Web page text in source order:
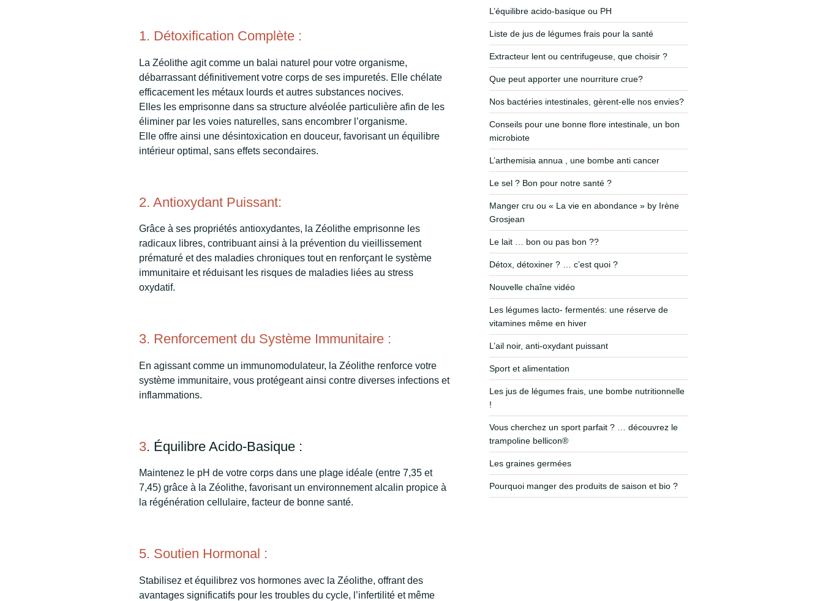
1. Détoxification Complète :
La Zéolithe agit comme un balai naturel pour votre organisme,
débarrassant définitivement votre corps de ses impuretés. Elle chélate
efficacement les métaux lourds et autres substances nocives.
Elles les emprisonne dans sa structure alvéolée particulière afin de les
éliminer par les voies naturelles, sans encombrer l’organisme.
Elle offre ainsi une désintoxication en douceur, favorisant un équilibre
intérieur optimal, sans effets secondaires.
2. Antioxydant Puissant:
Grâce à ses propriétés antioxydantes, la Zéolithe emprisonne les
radicaux libres, contribuant ainsi à la prévention du vieillissement
prématuré et des maladies chroniques tout en renforçant le système
immunitaire et réduisant les risques de maladies liées au stress
oxydatif.
3. Renforcement du Système Immunitaire :
En agissant comme un immunomodulateur, la Zéolithe renforce votre
système immunitaire, vous protégeant ainsi contre diverses infections et
inflammations.
3. Équilibre Acido-Basique :
Maintenez le pH de votre corps dans une plage idéale (entre 7,35 et
7,45) grâce à la Zéolithe, favorisant un environnement alcalin propice à
la régénération cellulaire, facteur de bonne santé.
5. Soutien Hormonal :
Stabilisez et équilibrez vos hormones avec la Zéolithe, offrant des
avantages significatifs pour les troubles du cycle, l’infertilité et même
L’équilibre acido-basique ou PH
Liste de jus de légumes frais pour la santé
Extracteur lent ou centrifugeuse, que choisir ?
Que peut apporter une nourriture crue?
Nos bactéries intestinales, gèrent-elle nos envies?
Conseils pour une bonne flore intestinale, un bon
microbiote
L’arthemisia annua , une bombe anti cancer
Le sel ? Bon pour notre santé ?
Manger cru ou « La vie en abondance » by Irène
Grosjean
Le lait … bon ou pas bon ??
Détox, détoxiner ? … c’est quoi ?
Nouvelle chaîne vidéo
Les légumes lacto- fermentés: une réserve de
vitamines même en hiver
L’ail noir, anti-oxydant puissant
Sport et alimentation
Les jus de légumes frais, une bombe nutritionnelle
!
Vous cherchez un sport parfait ? … découvrez le
trampoline bellicon®
Les graines germées
Pourquoi manger des produits de saison et bio ?